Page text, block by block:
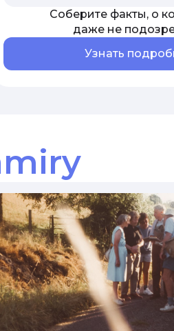
Соберите факты, о
даже не
Узнать